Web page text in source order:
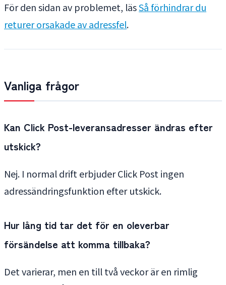
För den sidan av problemet, läsSå förhindrar du
returer orsakade av adressfel.
Vanliga frågor
Kan Click Post-leveransadresser ändras efter
utskick?
Nej. I normal drift erbjuder Click Post ingen
adressändringsfunktion efter utskick.
Hur lång tid tar det för en oleverbar
försändelse att komma tillbaka?
Det varierar, men en till två veckor är en rimlig